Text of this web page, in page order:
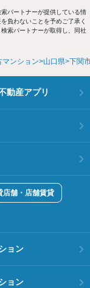
パートナーが提供している情
負わないことを予めご了承く
索パートナーが取得し、同社
マンション 山口県 下関
動産アプリ
店舗・店舗賃貸
ョン
ョン